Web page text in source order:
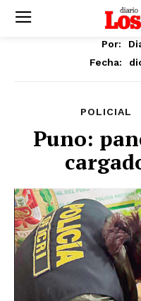
Por:
Fecha:
POLICIAL
Puno: